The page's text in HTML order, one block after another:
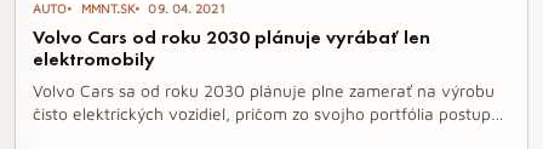
AUTO MMNT.SK 09. 04. 2021
Volvo Cars od roku 2030 plánuje vyrábať len
elektromobily
Volvo Cars sa od roku 2030 plánuje plne zamerať na výrobu
čisto elektrických vozidiel, pričom zo svojho portfólia postupne